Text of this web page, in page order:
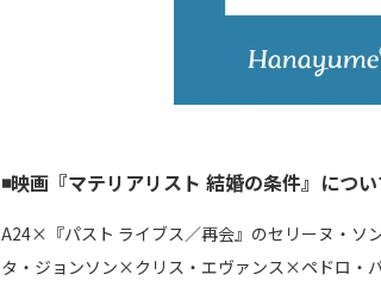
◾️映画『マテリアリスト 結婚の条件』につ
A24×『パスト ライブス／再会』のセリーヌ・ソ
タ・ジョンソン×クリス・エヴァンス×ペドロ・